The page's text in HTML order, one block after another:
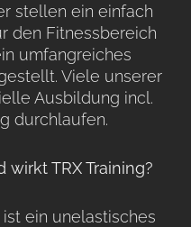
stellen ein einfach
den Fitnessbereich
umfangreiches
Viele unserer
Ausbildung incl.
durchlaufen.
TRX Training?
ein unelastisches